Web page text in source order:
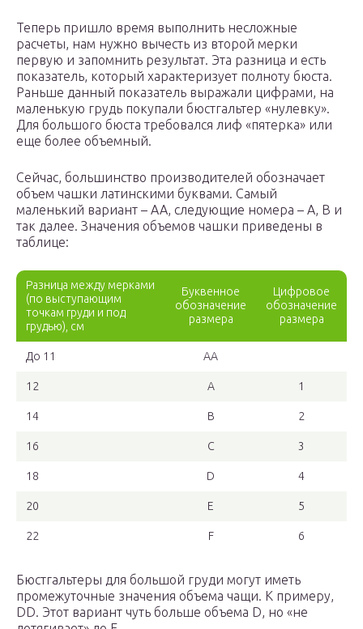
Теперь пришло время выполнить несложные
расчеты, нам нужно вычесть из второй мерки
первую и запомнить результат. Эта разница и есть
показатель, который характеризует полноту бюста.
Раньше данный показатель выражали цифрами, на
маленькую грудь покупали бюстгальтер «нулевку».
Для большого бюста требовался лиф «пятерка» или
еще более объемный.
Сейчас, большинство производителей обозначает
объем чашки латинскими буквами. Самый
маленький вариант – AA, следующие номера – A, B и
так далее. Значения объемов чашки приведены в
таблице:
Разница между мерками
(по выступающим
точкам груди и под
грудью), см
Буквенное
обозначение
размера
Цифровое
обозначение
размера
До 11 AA
12 A 1
14 B 2
16 C 3
18 D 4
20 E 5
22 F 6
Бюстгальтеры для большой груди могут иметь
промежуточные значения объема чащи. К примеру,
DD. Этот вариант чуть больше объема D, но «не